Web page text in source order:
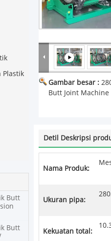
Plastik
Butt
Butt
Gambar besar :
Butt Joint Machine
Detil Deskripsi
Nama Produk:
Ukuran pipa:
Kekuatan total: